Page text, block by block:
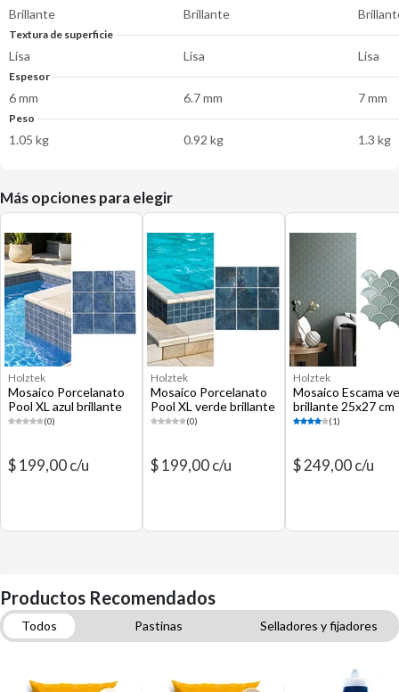
Brillante Brillante
Textura de superficie
Lisa Lisa Lisa
Espesor
6 mm 6.7 mm 7 mm
Peso
1.05 kg 0.92 kg 1.3 kg
Más opciones para elegir
Holztek
Mosaico Porcelanato
Pool XL azul brillante
30 x 30 cm
(0)
$ 199,00 c/u
Holztek
Mosaico Porcelanato
Pool XL verde brillante
30 x 30 cm
(0)
$ 199,00 c/u
Holztek
Mosaico Escama
brillante 25x27 cm
(1)
$ 249,00 c/u
Productos Recomendados
Todos Pastinas
Selladores y fijadores
Pinturas